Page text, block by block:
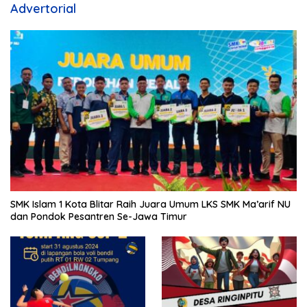
Advertorial
SMK Islam 1 Kota Blitar Raih Juara Umum LKS SMK Ma’arif NU
dan Pondok Pesantren Se-Jawa Timur